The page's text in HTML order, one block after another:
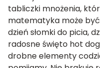
tabliczki mnożenia,
matematyka może
dzień słomki do picia,
radosne święto hot
drobne elementy